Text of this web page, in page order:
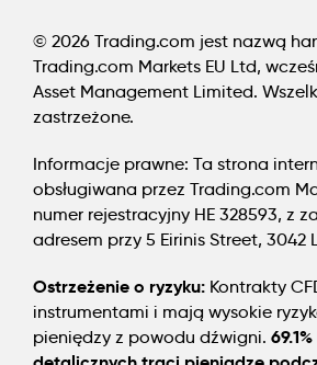
© 2026 Trading.com jest nazwą
Trading.com Markets EU Ltd,
Asset Management Limited.
zastrzeżone.
Informacje prawne: Ta strona
obsługiwana przez Trading.com
numer rejestracyjny HE 328593, z
adresem przy 5 Eirinis Street, 3042
Ostrzeżenie o ryzyku: Kontrakty
instrumentami i mają wysokie
pieniędzy z powodu dźwigni.